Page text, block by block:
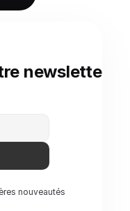
newsletter
nouveautés